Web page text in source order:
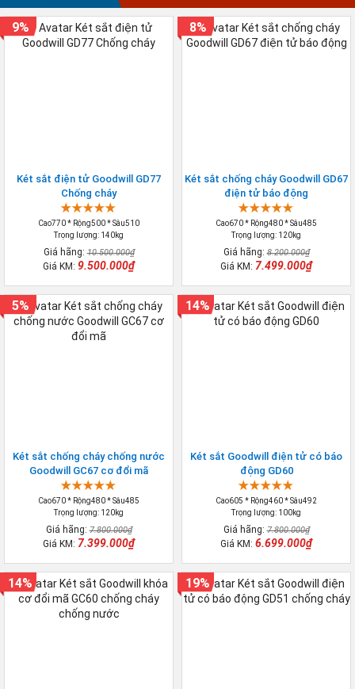
Két sắt điện tử Goodwill GD77
Chống cháy
Cao770 * Rộng500 * Sâu510
Trọng lượng: 140kg
Giá hãng:10.500.000₫
Giá KM: 9.500.000₫
9%
Két sắt chống cháy Goodwill GD67
điện tử báo động
Cao670 * Rộng480 * Sâu485
Trọng lượng: 120kg
Giá hãng:8.200.000₫
Giá KM: 7.499.000₫
8%
Két sắt chống cháy chống nước
Goodwill GC67 cơ đổi mã
Cao670 * Rộng480 * Sâu485
Trọng lượng: 120kg
Giá hãng:7.800.000₫
Giá KM: 7.399.000₫
5%
Két sắt Goodwill điện tử có báo
động GD60
Cao605 * Rộng460 * Sâu492
Trọng lượng: 100kg
Giá hãng:7.800.000₫
Giá KM: 6.699.000₫
14%
14% 19%